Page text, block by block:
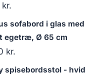
kr.
sofabord i glas med
egetræ, Ø 65 cm
kr.
spisebordsstol - hvid